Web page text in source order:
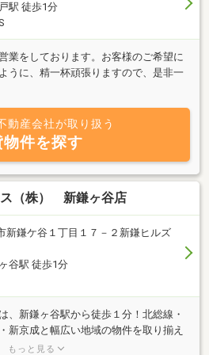
駅 徒歩1分
業をしております。お客様のご希望に
うに、精一杯頑張りますので、是非一
動産会社が取り扱う
物件を探す
ス（株） 新鎌ヶ谷店
新鎌ケ谷１丁目１７－２新鎌ヒルズ
谷駅 徒歩1分
、新鎌ヶ谷駅から徒歩１分！北総線・
新京成と幅広い地域の物件を取り揃え
土地の有効活用まで、不動産に関する
もっと見る